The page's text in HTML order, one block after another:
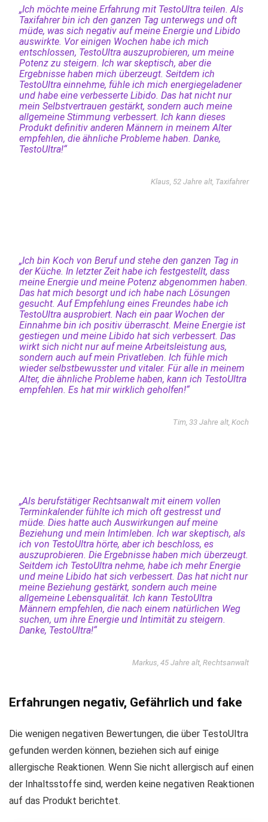
„Ich möchte meine Erfahrung mit TestoUltra teilen. Als
Taxifahrer bin ich den ganzen Tag unterwegs und oft
müde, was sich negativ auf meine Energie und Libido
auswirkte. Vor einigen Wochen habe ich mich
entschlossen, TestoUltra auszuprobieren, um meine
Potenz zu steigern. Ich war skeptisch, aber die
Ergebnisse haben mich überzeugt. Seitdem ich
TestoUltra einnehme, fühle ich mich energiegeladener
und habe eine verbesserte Libido. Das hat nicht nur
mein Selbstvertrauen gestärkt, sondern auch meine
allgemeine Stimmung verbessert. Ich kann dieses
Produkt definitiv anderen Männern in meinem Alter
empfehlen, die ähnliche Probleme haben. Danke,
TestoUltra!“
Klaus, 52 Jahre alt, Taxifahrer
„Ich bin Koch von Beruf und stehe den ganzen Tag in
der Küche. In letzter Zeit habe ich festgestellt, dass
meine Energie und meine Potenz abgenommen haben.
Das hat mich besorgt und ich habe nach Lösungen
gesucht. Auf Empfehlung eines Freundes habe ich
TestoUltra ausprobiert. Nach ein paar Wochen der
Einnahme bin ich positiv überrascht. Meine Energie ist
gestiegen und meine Libido hat sich verbessert. Das
wirkt sich nicht nur auf meine Arbeitsleistung aus,
sondern auch auf mein Privatleben. Ich fühle mich
wieder selbstbewusster und vitaler. Für alle in meinem
Alter, die ähnliche Probleme haben, kann ich TestoUltra
empfehlen. Es hat mir wirklich geholfen!“
Tim, 33 Jahre alt, Koch
„Als berufstätiger Rechtsanwalt mit einem vollen
Terminkalender fühlte ich mich oft gestresst und
müde. Dies hatte auch Auswirkungen auf meine
Beziehung und mein Intimleben. Ich war skeptisch, als
ich von TestoUltra hörte, aber ich beschloss, es
auszuprobieren. Die Ergebnisse haben mich überzeugt.
Seitdem ich TestoUltra nehme, habe ich mehr Energie
und meine Libido hat sich verbessert. Das hat nicht nur
meine Beziehung gestärkt, sondern auch meine
allgemeine Lebensqualität. Ich kann TestoUltra
Männern empfehlen, die nach einem natürlichen Weg
suchen, um ihre Energie und Intimität zu steigern.
Danke, TestoUltra!“
Markus, 45 Jahre alt, Rechtsanwalt
Erfahrungen negativ, Gefährlich und fake
Die wenigen negativen Bewertungen, die über TestoUltra
gefunden werden können, beziehen sich auf einige
allergische Reaktionen. Wenn Sie nicht allergisch auf einen
der Inhaltsstoffe sind, werden keine negativen Reaktionen
auf das Produkt berichtet.